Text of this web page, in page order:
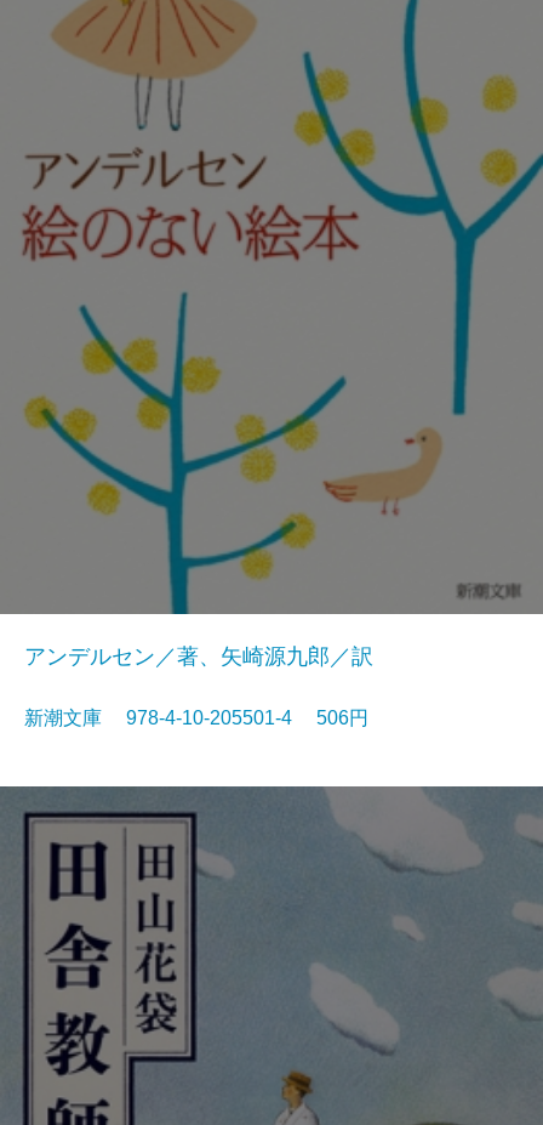
アンデルセン／著、矢崎源九郎／訳
新潮文庫 978-4-10-205501-4 506円